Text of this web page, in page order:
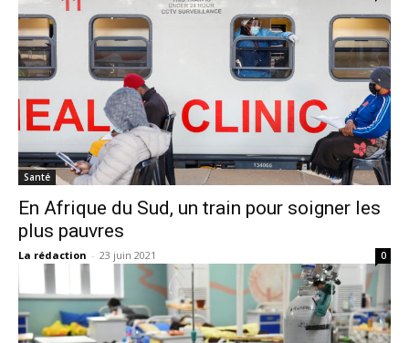
Santé
En Afrique du Sud, un train pour soigner les
plus pauvres
La rédaction - 23 juin 2021 0